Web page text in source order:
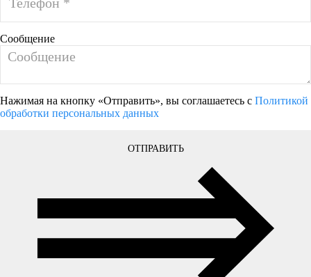
Сообщение
Нажимая на кнопку «Отправить», вы соглашаетесь с Политикой
обработки персональных данных
ОТПРАВИТЬ